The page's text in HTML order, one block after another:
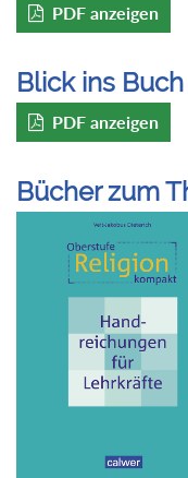
PDF anzeigen
Blick ins Buch
PDF anzeigen
Bücher zum